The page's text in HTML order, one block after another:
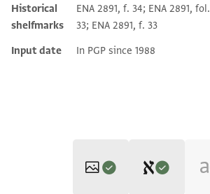
Historical
shelfmarks
ENA 2891, f. 34; ENA 2891,
33; ENA 2891, f. 33
Input date
In PGP since 1988